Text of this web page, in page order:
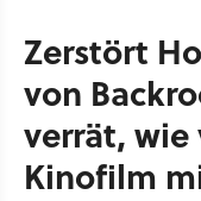
Zerstört
von
verrät, wie
Kinofilm